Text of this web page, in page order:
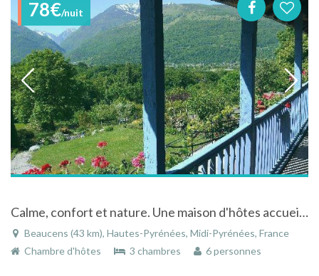
78€/nuit
Calme, confort et nature. Une maison d'hôtes accueillante entourée de verdure, au pied des montagnes.
Beaucens (43 km), Hautes-Pyrénées, Midi-Pyrénées, France
Chambre d'hôtes
3 chambres 6 personnes